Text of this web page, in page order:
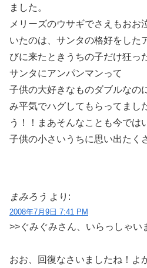
ました。
メリーズのウサギでさえもおお
いたのは、サンタの格好をした
びに来たときうちの子だけ狂っ
サンタにアンパンマンって
子供の大好きなものダブルなの
み平気でハグしてもらってまし
う！！まあそんなことも今では
子供の小さいうちに思い出たく
まみろう より:
2008年7月9日 7:41 PM
>>ぐみぐみさん、いらっしゃい
おお、回復なさいましたね！よ